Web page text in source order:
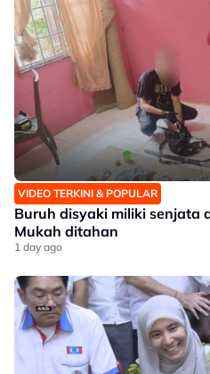
VIDEO TERKINI & POPULAR
Buruh disyaki miliki senjata
Mukah ditahan
1 day ago